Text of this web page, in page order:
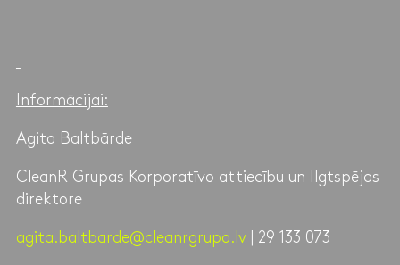
Informācijai:
Agita Baltbārde
CleanR Grupas Korporatīvo attiecību un Ilgtspējas
direktore
agita.baltbarde@cleanrgrupa.lv| 29 133 073